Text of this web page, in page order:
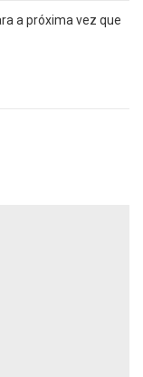
a próxima vez que